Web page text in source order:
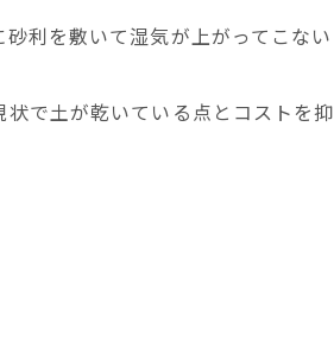
利を敷いて湿気が上がってこない
で土が乾いている点とコストを抑